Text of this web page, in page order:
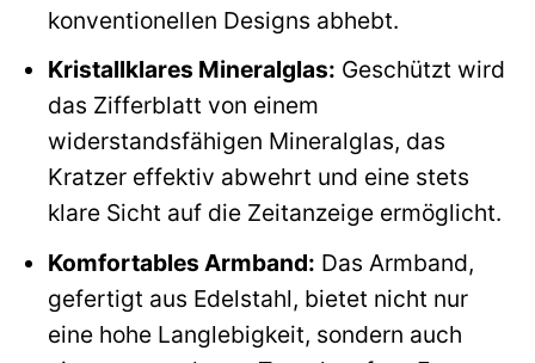
konventionellen Designs abhebt.
Kristallklares Mineralglas: Geschützt wird
das Zifferblatt von einem
widerstandsfähigen Mineralglas, das
Kratzer effektiv abwehrt und eine stets
klare Sicht auf die Zeitanzeige ermöglicht.
Komfortables Armband: Das Armband,
gefertigt aus Edelstahl, bietet nicht nur
eine hohe Langlebigkeit, sondern auch